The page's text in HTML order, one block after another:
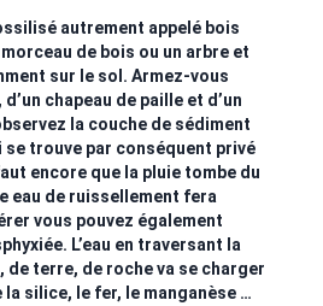
autrement appelé bois
de bois ou un arbre et
sur le sol. Armez-vous
chapeau de paille et d’un
la couche de sédiment
trouve par conséquent privé
encore que la pluie tombe du
eau de ruissellement fera
vous pouvez également
L’eau en traversant la
de terre, de roche va se charger
la silice, le fer, le manganèse …